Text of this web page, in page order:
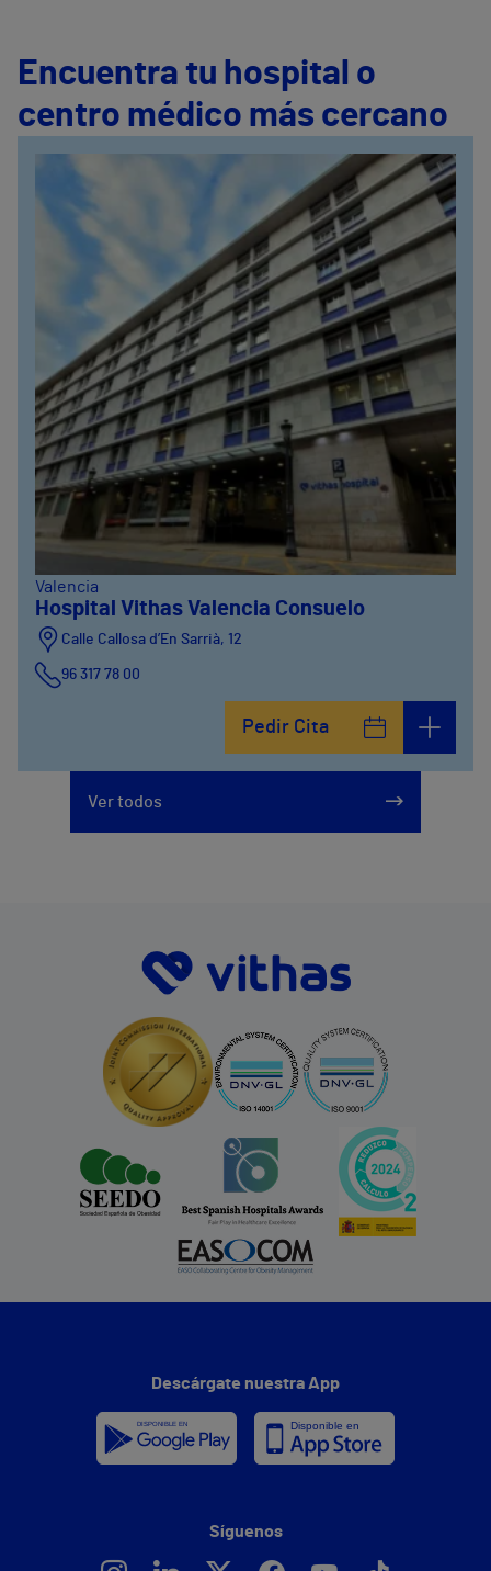
Encuentra tu hospital o
centro médico más cercano
Valencia
Hospital Vithas Valencia Consuelo
Calle Callosa d’En Sarrià, 12
96 317 78 00
Pedir Cita
Ver todos
Descárgate nuestra App
Síguenos